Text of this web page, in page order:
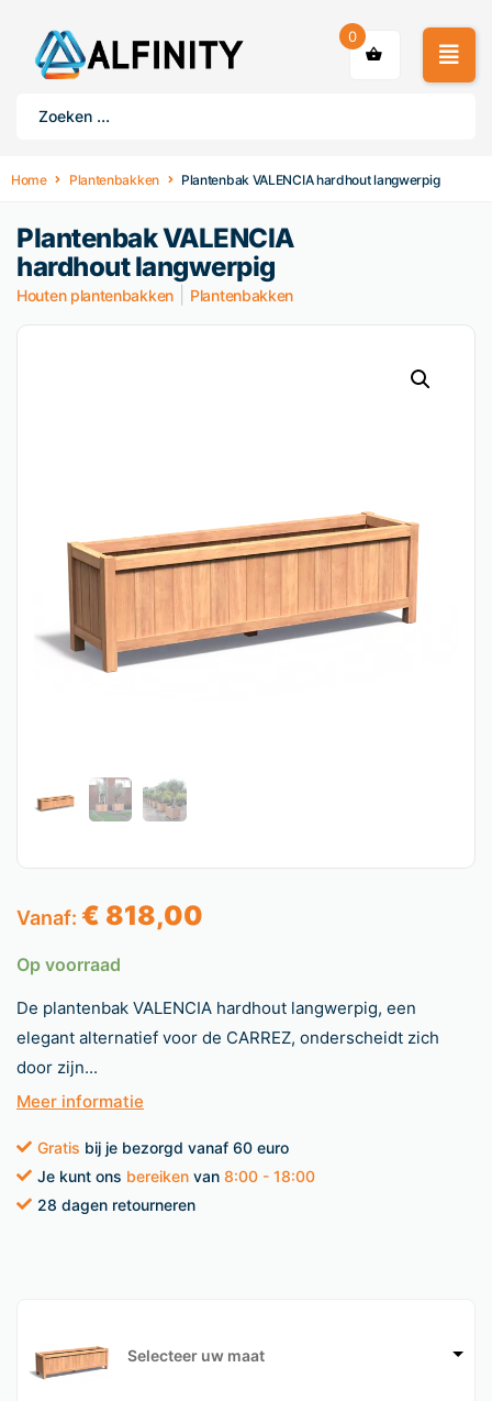
0
Home Plantenbakken Plantenbak VALENCIA hardhout langwerpig
Plantenbak VALENCIA
hardhout langwerpig
Houten plantenbakken Plantenbakken
Vanaf: € 818,00
Op voorraad
De plantenbak VALENCIA hardhout langwerpig, een
elegant alternatief voor de CARREZ, onderscheidt zich
door zijn...
Meer informatie
Gratis bij je bezorgd vanaf 60 euro
Je kunt ons bereiken van 8:00 - 18:00
28 dagen retourneren
Selecteer uw maat